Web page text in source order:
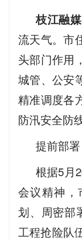
​枝江融媒
流天气。市
头部门作用
城管、公安
精准调度各
防汛安全防线
提前部
根据5月
会议精神，
划、周密部
工程抢险队